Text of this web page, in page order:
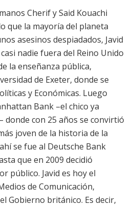
Cherif y Said Kouachi
que la mayoría del planeta
asesinos despiadados, Javid
nadie fuera del Reino Unido
la enseñanza pública,
de Exeter, donde se
y Económicas. Luego
Bank –el chico ya
donde con 25 años se convirtió
joven de la historia de la
se fue al Deutsche Bank
que en 2009 decidió
público. Javid es hoy el
de Comunicación,
Gobierno británico. Es decir,